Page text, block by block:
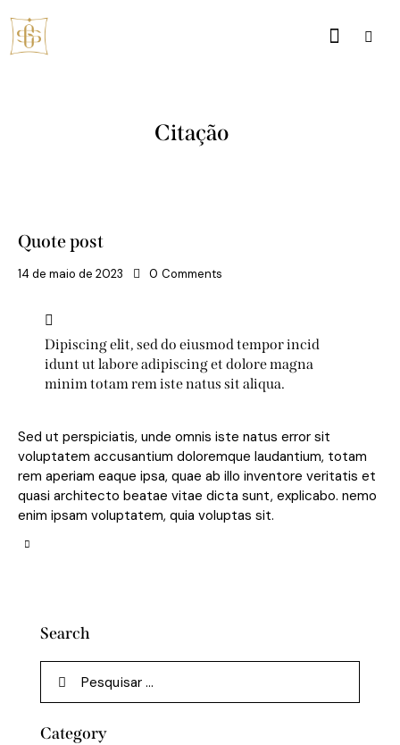
Citação
Quote post
14 de maio de 2023 0 Comments
Dipiscing elit, sed do eiusmod tempor incid
idunt ut labore adipiscing et dolore magna
minim totam rem iste natus sit aliqua.
Sed ut perspiciatis, unde omnis iste natus error sit
voluptatem accusantium doloremque laudantium, totam
rem aperiam eaque ipsa, quae ab illo inventore veritatis et
quasi architecto beatae vitae dicta sunt, explicabo. nemo
enim ipsam voluptatem, quia voluptas sit.
Search
Category